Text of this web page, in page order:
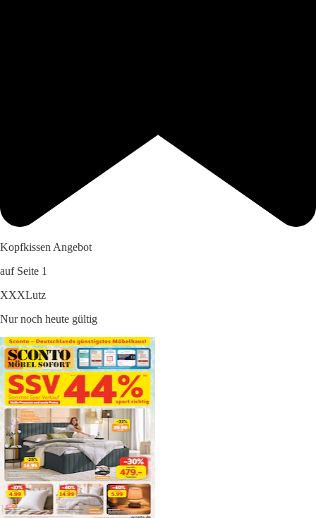
Kopfkissen Angebot
auf Seite 1
XXXLutz
Nur noch heute gültig